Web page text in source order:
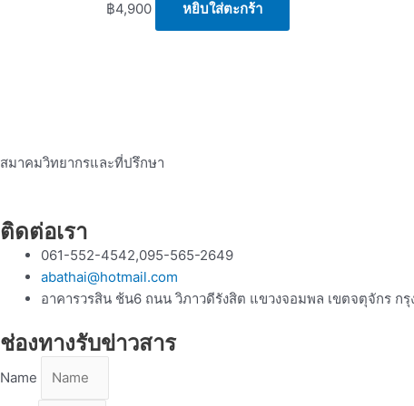
฿4,900 หยิบใส่ตะกร้า
สมาคมวิทยากรและที่ปรึกษา
ติดต่อเรา
061-552-4542,095-565-2649
abathai@hotmail.com
อาคารวรสิน ช้น6 ถนน วิภาวดีรังสิต แขวงจอมพล เขตจตุจักร ก
ช่องทางรับข่าวสาร
Name